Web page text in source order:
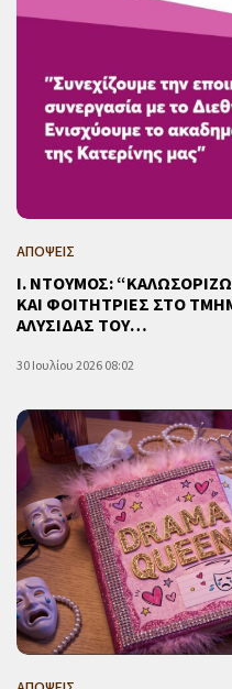
ΑΠΟΨΕΙΣ
Ι. ΝΤΟΥΜΟΣ:
ΚΑΙ ΦΟΙΤΗΤΡΙΕΣ ΣΤΟ
ΑΛΥΣΙΔΑΣ ΤΟΥ…
30 Ιουλίου 2026 08:02